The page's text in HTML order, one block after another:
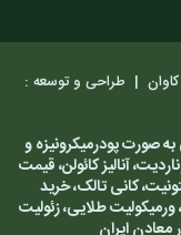
طراحی و توسعه :
صورت پودرمیکرونیزه و
آنالیز کائولن، قیمت
کانی تالک، خرید
طلایی، زئولیت
ایران